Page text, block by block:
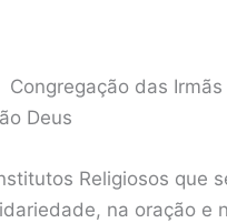
das
Deus
Religiosos que
na oração e